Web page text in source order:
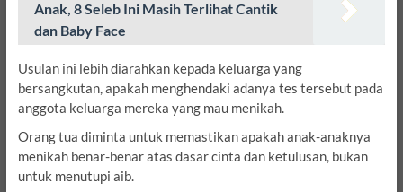
Anak, 8 Seleb Ini Masih Terlihat Cantik
dan Baby Face
Usulan ini lebih diarahkan kepada keluarga yang
bersangkutan, apakah menghendaki adanya tes tersebut pada
anggota keluarga mereka yang mau menikah.
Orang tua diminta untuk memastikan apakah anak-anaknya
menikah benar-benar atas dasar cinta dan ketulusan, bukan
untuk menutupi aib.